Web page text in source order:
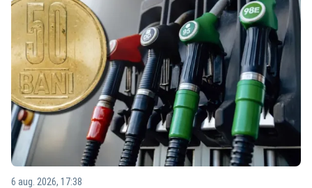
6 aug. 2026, 17:38